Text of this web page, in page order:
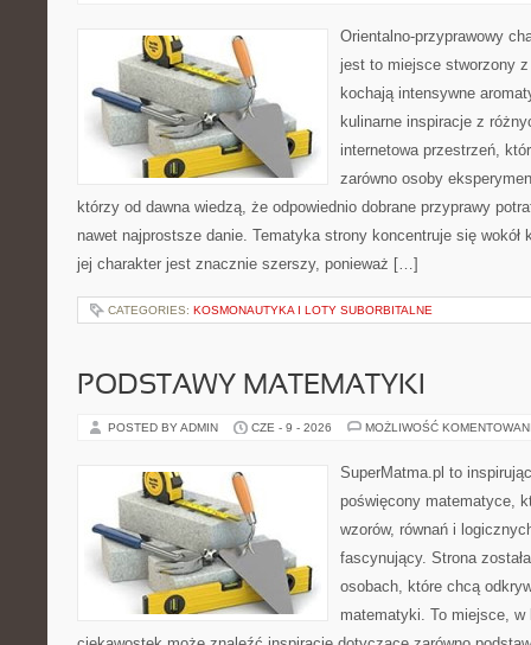
Orientalno-przyprawowy
jest to miejsce stworzony
kochają intensywne
kulinarne inspiracje z
internetowa przestrzeń,
zarówno osoby
którzy od dawna wiedzą, że odpowiednio dobrane przyprawy
nawet najprostsze danie. Tematyka strony koncentruje się wokół
jej charakter jest znacznie szerszy, ponieważ […]
CATEGORIES: KOSMONAUTYKA I LOTY SUBORBITALNE
PODSTAWY MATEMATYKI
POSTED BY ADMIN CZE - 9 - 2026 MOŻLIWOŚĆ
SuperMatma.pl to
poświęcony matematyce,
wzorów, równań i
fascynujący. Strona
osobach, które chcą
matematyki. To miejsce,